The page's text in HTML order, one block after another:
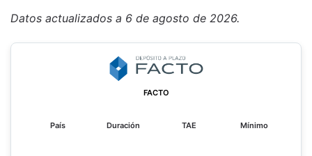
Datos actualizados a 6 de agosto de 2026.
FACTO
País Duración TAE Mínimo